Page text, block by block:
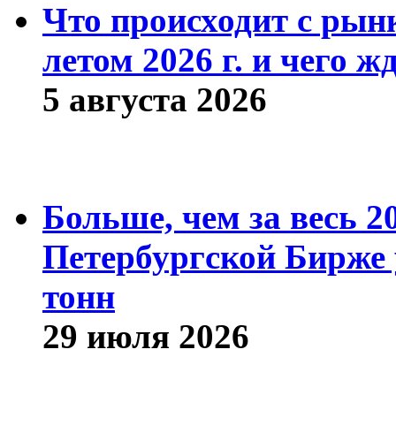
Что происходит с
летом 2026 г. и чего
5 августа 2026
Больше, чем за весь
Петербургской
тонн
29 июля 2026